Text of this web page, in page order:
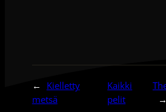
←
Kielletty
metsä
Kaikki
pelit
→